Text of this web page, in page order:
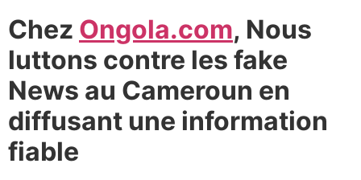
Chez Ongola.com, Nous
luttons contre les fake
News au Cameroun en
diffusant une information
fiable